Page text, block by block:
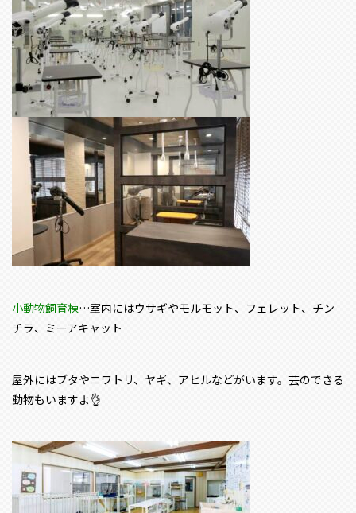
小動物飼育棟…室内にはウサギやモルモット、フェレット、チン
チラ、ミーアキャット
屋外にはブタやニワトリ、ヤギ、アヒルなどがいます。芸のできる
動物もいますよ👌